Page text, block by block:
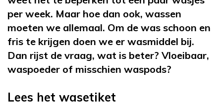
per week. Maar hoe dan ook, wassen
moeten we allemaal. Om de was schoon en
fris te krijgen doen we er wasmiddel bij.
Dan rijst de vraag, wat is beter? Vloeibaar,
waspoeder of misschien waspods?
Lees het wasetiket